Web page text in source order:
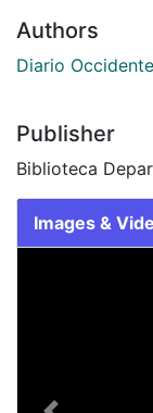
Authors
Diario Occidente
Publisher
Biblioteca
Images &